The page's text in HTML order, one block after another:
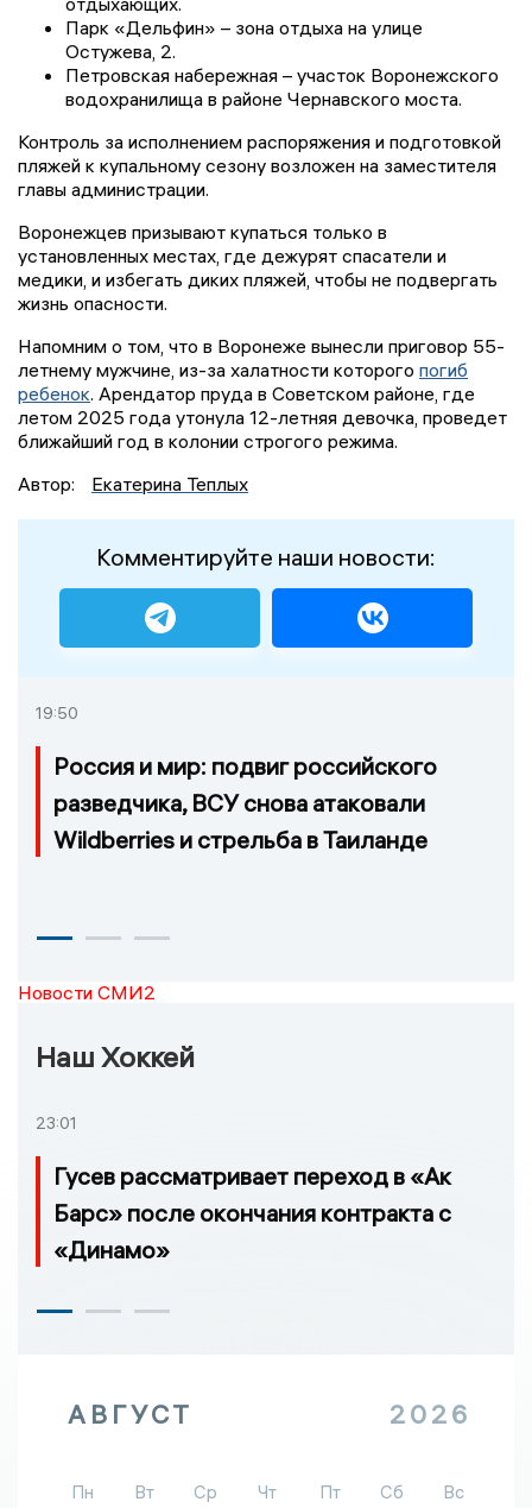
Парк «Дельфин» – зона отдыха на улице
Остужева, 2.
Петровская набережная – участок Воронежского
водохранилища в районе Чернавского моста.
Контроль за исполнением распоряжения и подготовкой
пляжей к купальному сезону возложен на заместителя
главы администрации.
Воронежцев призывают купаться только в
установленных местах, где дежурят спасатели и
медики, и избегать диких пляжей, чтобы не подвергать
жизнь опасности.
Напомним о том, что в Воронеже вынесли приговор 55-
летнему мужчине, из-за халатности которого погиб
ребенок. Арендатор пруда в Советском районе, где
летом 2025 года утонула 12-летняя девочка, проведет
ближайший год в колонии строгого режима.
Автор:
Екатерина Теплых
Комментируйте наши новости:
19:50
Россия и мир: подвиг российского
разведчика, ВСУ снова атаковали
Wildberries и стрельба в Таиланде
Новости СМИ2
Наш Хоккей
23:01
Гусев рассматривает переход в «Ак
Барс» после окончания контракта с
«Динамо»
АВГУСТ 2026
Пн Вт Ср Чт Пт Сб Вс